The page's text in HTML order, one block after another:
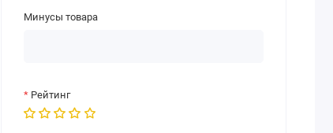
Минусы товара
Рейтинг